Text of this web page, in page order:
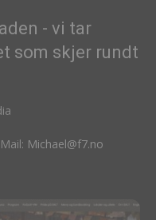
- vi tar
som skjer rundt
Michael@f7.no